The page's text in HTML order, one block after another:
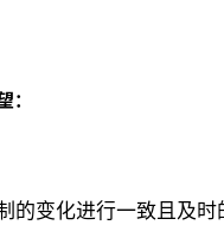
的变化进行一致且及时